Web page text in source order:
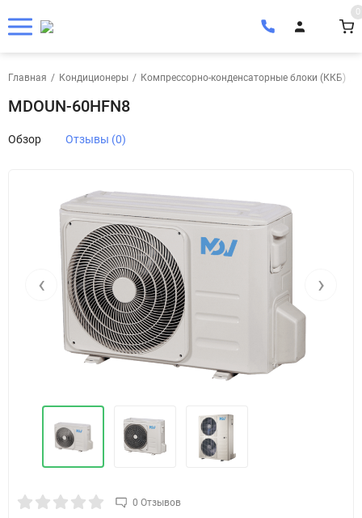
0
Главная / Кондиционеры / Компрессорно-конденсаторные блоки (ККБ)
MDOUN-60HFN8
Обзор Отзывы (0)
‹ ›
0 Отзывов